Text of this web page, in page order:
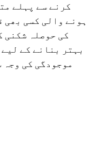
کرنے سے پہلے
ہونے والی کسی
کی حوصلہ شکنی
بہتر بنانے کے
موجودگی کی وجہ